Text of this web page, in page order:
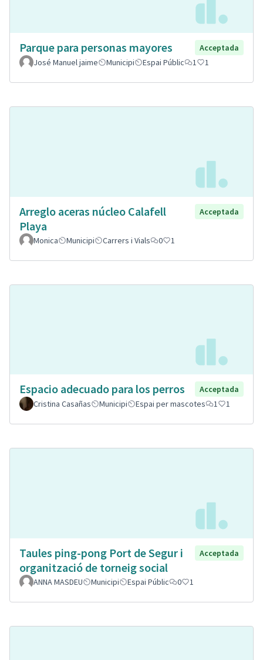
Parque para personas mayores
Acceptada
José Manuel jaime
Municipi Espai Públic 1 1
Arreglo aceras núcleo Calafell
Playa
Acceptada
Monica Municipi Carrers i Vials 0 1
Espacio adecuado para los perros
Acceptada
Cristina Casañas
Municipi Espai per mascotes 1 1
Taules ping-pong Port de Segur i
organització de torneig social
Acceptada
ANNA MASDEU Municipi Espai Públic 0 1